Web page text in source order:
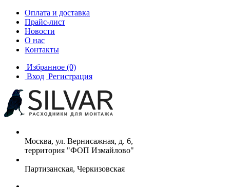
Оплата и доставка
Прайс-лист
Новости
О нас
Контакты
Избранное (0)
Вход Регистрация
Москва, ул. Вернисажная, д. 6,
территория "ФОП Измайлово"
Партизанская, Черкизовская